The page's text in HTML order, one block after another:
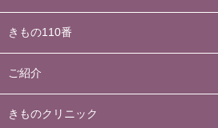
きもの110番
ご紹介
きものクリニック